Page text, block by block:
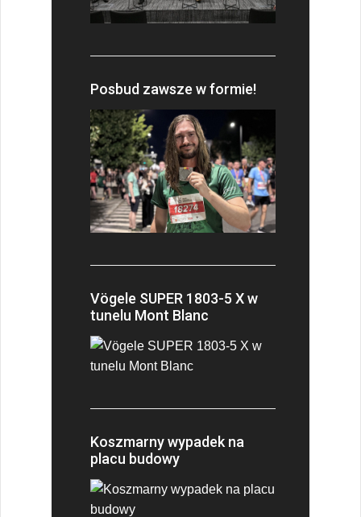
Posbud zawsze w formie!
Vögele SUPER 1803-5 X w
tunelu Mont Blanc
Koszmarny wypadek na
placu budowy